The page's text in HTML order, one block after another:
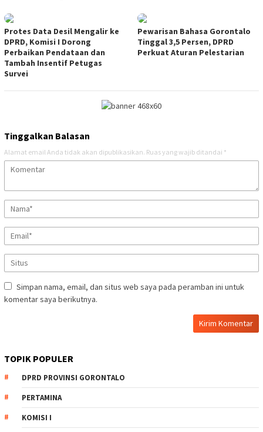
Protes Data Desil Mengalir ke
DPRD, Komisi I Dorong
Perbaikan Pendataan dan
Tambah Insentif Petugas
Survei
Pewarisan Bahasa Gorontalo
Tinggal 3,5 Persen, DPRD
Perkuat Aturan Pelestarian
Tinggalkan Balasan
Alamat email Anda tidak akan dipublikasikan. Ruas yang wajib ditandai *
Simpan nama, email, dan situs web saya pada peramban ini untuk
komentar saya berikutnya.
TOPIK POPULER
DPRD PROVINSI GORONTALO
PERTAMINA
KOMISI I